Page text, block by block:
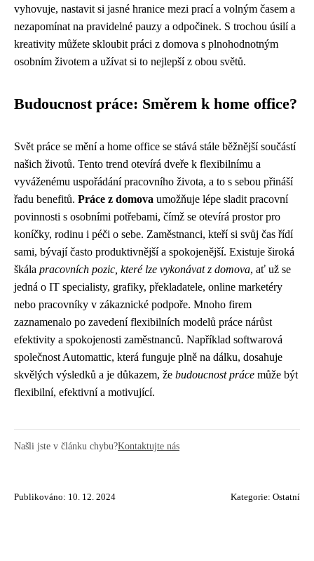
vyhovuje, nastavit si jasné hranice mezi prací a volným časem a
nezapomínat na pravidelné pauzy a odpočinek. S trochou úsilí a
kreativity můžete skloubit práci z domova s ​​plnohodnotným
osobním životem a užívat si to nejlepší z obou světů.
Budoucnost práce: Směrem k home office?
Svět práce se mění a home office se stává stále běžnější součástí
našich životů. Tento trend otevírá dveře k flexibilnímu a
vyváženému uspořádání pracovního života, a to s sebou přináší
řadu benefitů. Práce z domova umožňuje lépe sladit pracovní
povinnosti s osobními potřebami, čímž se otevírá prostor pro
koníčky, rodinu i péči o sebe. Zaměstnanci, kteří si svůj čas řídí
sami, bývají často produktivnější a spokojenější. Existuje široká
škála pracovních pozic, které lze vykonávat z domova, ať už se
jedná o IT specialisty, grafiky, překladatele, online marketéry
nebo pracovníky v zákaznické podpoře. Mnoho firem
zaznamenalo po zavedení flexibilních modelů práce nárůst
efektivity a spokojenosti zaměstnanců. Například softwarová
společnost Automattic, která funguje plně na dálku, dosahuje
skvělých výsledků a je důkazem, že budoucnost práce může být
flexibilní, efektivní a motivující.
Našli jste v článku chybu?Kontaktujte nás
Publikováno: 10. 12. 2024 Kategorie: Ostatní